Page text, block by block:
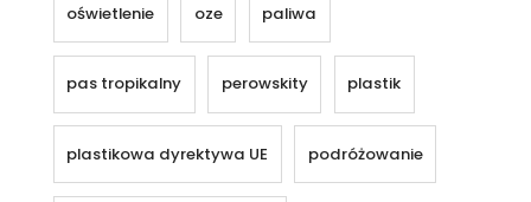
oświetlenie oze paliwa
pas tropikalny perowskity plastik
plastikowa dyrektywa UE podróżowanie